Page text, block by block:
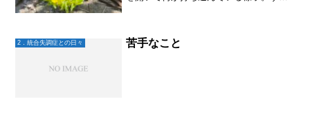
新できなくなっていた。...
2．統合失調症との日々 苦手なこと